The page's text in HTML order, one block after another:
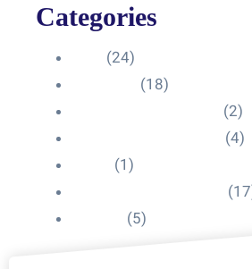
Categories
(24)
(18)
(2)
(4)
(1)
(5)